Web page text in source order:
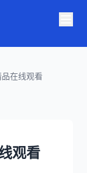
在线观看
观看